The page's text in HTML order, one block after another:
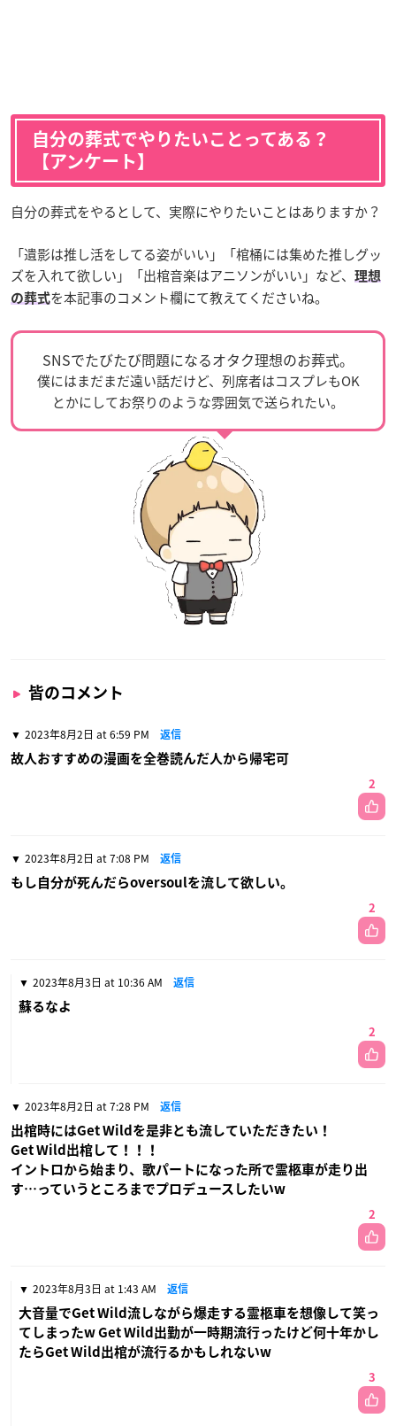
自分の葬式でやりたいことってある？
【アンケート】
自分の葬式をやるとして、実際にやりたいことはありますか？
「遺影は推し活をしてる姿がいい」「棺桶には集めた推しグッ
ズを入れて欲しい」「出棺音楽はアニソンがいい」など、
理想
の葬式を本記事のコメント欄にて教えてくださいね。
SNSでたびたび問題になるオタク理想のお葬式。
僕にはまだまだ遠い話だけど、列席者はコスプレもOK
とかにしてお祭りのような雰囲気で送られたい。
皆のコメント
2023年8月2日 at 6:59 PM 返信
故人おすすめの漫画を全巻読んだ人から帰宅可
2
2023年8月2日 at 7:08 PM 返信
もし自分が死んだらoversoulを流して欲しい。
2
2023年8月3日 at 10:36 AM 返信
蘇るなよ
2
2023年8月2日 at 7:28 PM 返信
出棺時にはGet Wildを是非とも流していただきたい！
Get Wild出棺して！！！
イントロから始まり、歌パートになった所で霊柩車が走り出
す…っていうところまでプロデュースしたいw
2
2023年8月3日 at 1:43 AM 返信
大音量でGet Wild流しながら爆走する霊柩車を想像して笑っ
てしまったw Get Wild出勤が一時期流行ったけど何十年かし
たらGet Wild出棺が流行るかもしれないw
3